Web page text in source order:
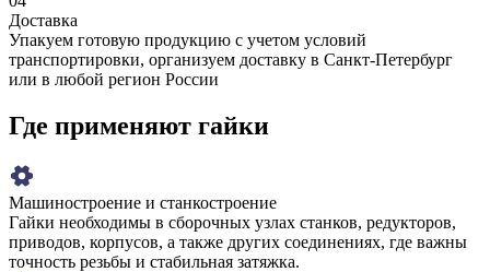
Доставка
Упакуем готовую продукцию с учетом условий
транспортировки, организуем доставку в Санкт-Петербург
или в любой регион России
Где применяют гайки
Машиностроение и станкостроение
Гайки необходимы в сборочных узлах станков, редукторов,
приводов, корпусов, а также других соединениях, где важны
точность резьбы и стабильная затяжка.